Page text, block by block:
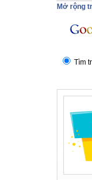
Mở rộng
Tìm